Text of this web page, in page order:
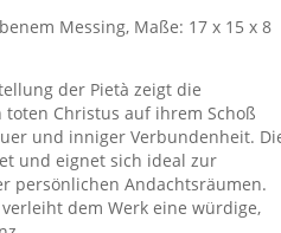
Messing, Maße: 17 x 15 x 8
der Pietà zeigt die
Christus auf ihrem Schoß
und inniger Verbundenheit.
und eignet sich ideal zur
persönlichen Andachtsräumen.
dem Werk eine würdige,